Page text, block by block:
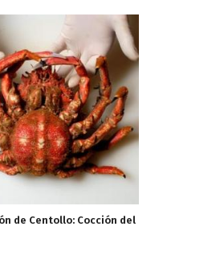
de Centollo: Cocción del